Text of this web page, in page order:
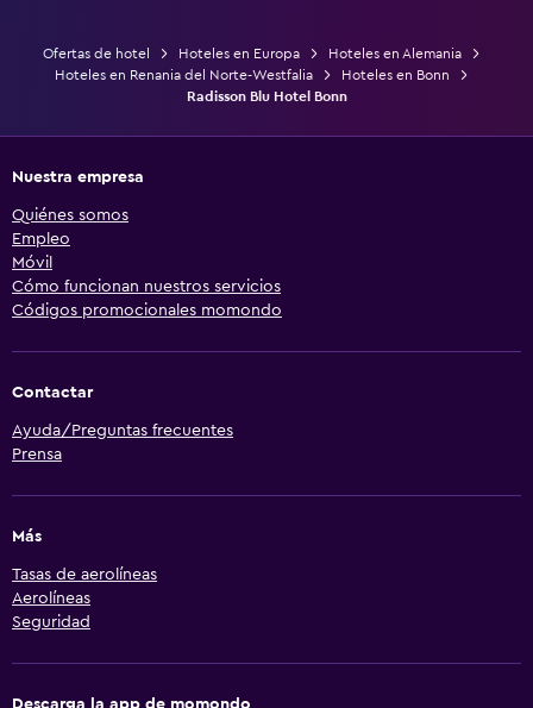
Ofertas de hotel Hoteles en Europa
Hoteles en Alemania
Hoteles en Renania del Norte-Westfalia
Hoteles en Bonn
Radisson Blu Hotel Bonn
Nuestra empresa
Quiénes somos
Empleo
Móvil
Cómo funcionan nuestros servicios
Códigos promocionales momondo
Contactar
Ayuda/Preguntas frecuentes
Prensa
Más
Tasas de aerolíneas
Aerolíneas
Seguridad
Descarga la app de momondo